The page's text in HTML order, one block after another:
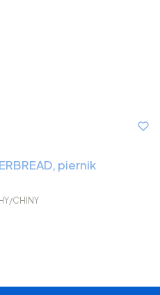
piernik
CHINY